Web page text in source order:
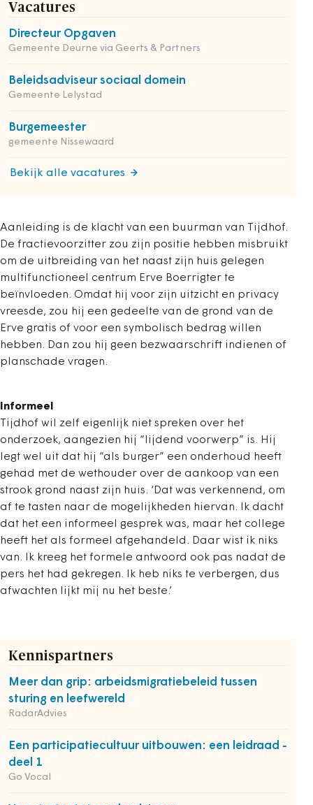
Vacatures
Directeur Opgaven
Gemeente Deurne via Geerts & Partners
Beleidsadviseur sociaal domein
Gemeente Lelystad
Burgemeester
gemeente Nissewaard
Bekijk alle vacatures
Aanleiding is de klacht van een buurman van Tijdhof.
De fractievoorzitter zou zijn positie hebben misbruikt
om de uitbreiding van het naast zijn huis gelegen
multifunctioneel centrum Erve Boerrigter te
beïnvloeden. Omdat hij voor zijn uitzicht en privacy
vreesde, zou hij een gedeelte van de grond van de
Erve gratis of voor een symbolisch bedrag willen
hebben. Dan zou hij geen bezwaarschrift indienen of
planschade vragen.
Informeel
Tijdhof wil zelf eigenlijk niet spreken over het
onderzoek, aangezien hij “lijdend voorwerp” is. Hij
legt wel uit dat hij “als burger” een onderhoud heeft
gehad met de wethouder over de aankoop van een
strook grond naast zijn huis. ‘Dat was verkennend, om
af te tasten naar de mogelijkheden hiervan. Ik dacht
dat het een informeel gesprek was, maar het college
heeft het als formeel afgehandeld. Daar wist ik niks
van. Ik kreeg het formele antwoord ook pas nadat de
pers het had gekregen. Ik heb niks te verbergen, dus
afwachten lijkt mij nu het beste.’
Kennispartners
Meer dan grip: arbeidsmigratiebeleid tussen
sturing en leefwereld
RadarAdvies
Een participatiecultuur uitbouwen: een leidraad -
deel 1
Go Vocal